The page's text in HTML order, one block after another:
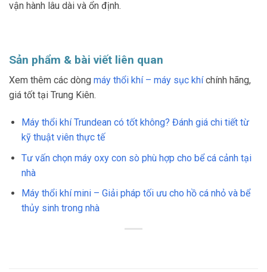
vận hành lâu dài và ổn định.
Sản phẩm & bài viết liên quan
Xem thêm các dòng máy thổi khí – máy sục khíchính hãng,
giá tốt tại Trung Kiên.
Máy thổi khí Trundean có tốt không? Đánh giá chi tiết từ
kỹ thuật viên thực tế
Tư vấn chọn máy oxy con sò phù hợp cho bể cá cảnh tại
nhà
Máy thổi khí mini – Giải pháp tối ưu cho hồ cá nhỏ và bể
thủy sinh trong nhà